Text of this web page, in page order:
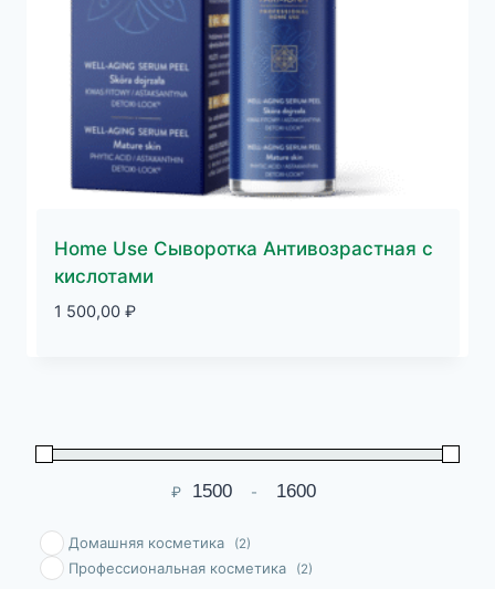
Home Use Сыворотка Антивозрастная с
кислотами
1 500,00 ₽
₽ -
Домашняя косметика (2)
Профессиональная косметика (2)